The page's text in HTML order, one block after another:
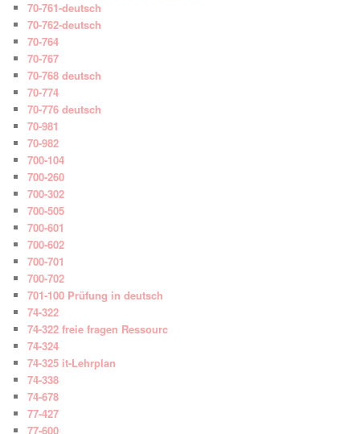
70-761-deutsch
70-762-deutsch
70-764
70-767
70-768 deutsch
70-774
70-776 deutsch
70-981
70-982
700-104
700-260
700-302
700-505
700-601
700-602
700-701
700-702
701-100 Prüfung in deutsch
74-322
74-322 freie fragen Ressourc
74-324
74-325 it-Lehrplan
74-338
74-678
77-427
77-600